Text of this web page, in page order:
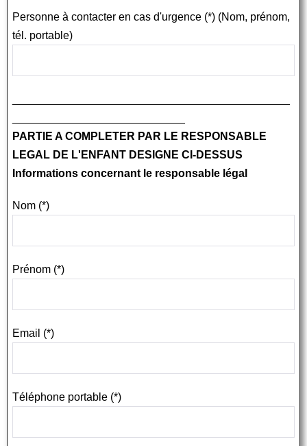
Personne à contacter en cas d'urgence (*) (Nom, prénom,
tél. portable)
PARTIE A COMPLETER PAR LE RESPONSABLE
LEGAL DE L'ENFANT DESIGNE CI-DESSUS
Informations concernant le responsable légal
Nom (*)
Prénom (*)
Email (*)
Téléphone portable (*)